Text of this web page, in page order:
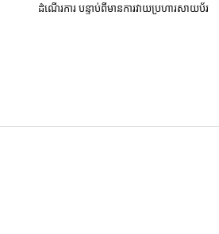
ដំណើរការ បន្ទាប់ពីមានការវាយប្រហារសាយប័រ